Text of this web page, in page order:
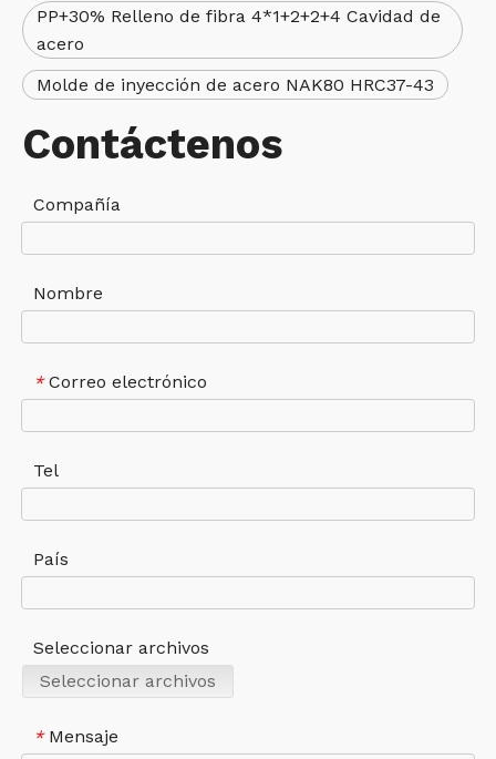
PP+30% Relleno de fibra 4*1+2+2+4 Cavidad de
acero
Molde de inyección de acero NAK80 HRC37-43
Contáctenos
Compañía
Nombre
* Correo electrónico
Tel
País
Seleccionar archivos
Seleccionar archivos
* Mensaje